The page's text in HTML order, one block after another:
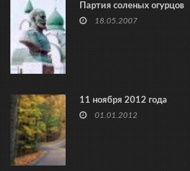
Партия соленых огурцов
18.05.2007
11 ноября 2012 года
01.01.2012